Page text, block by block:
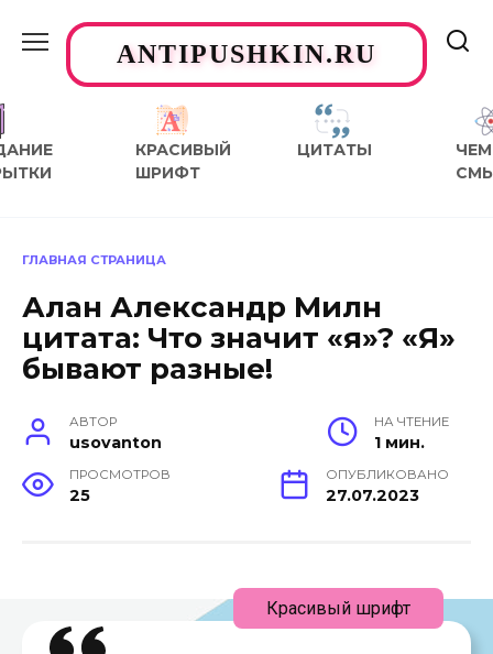
содержаниюANTIPUSHKIN.RU
КРАСИВЫЙ
ШРИФТ
ЦИТАТЫ
ЧЕМ
ГЛАВНАЯ СТРАНИЦА
Алан Александр Милн
цитата: Что значит «я»? «Я»
бывают разные!
АВТОР
usovanton
НА ЧТЕНИЕ
1 мин.
ПРОСМОТРОВ
25
ОПУБЛИКОВАНО
27.07.2023
Красивый шрифт